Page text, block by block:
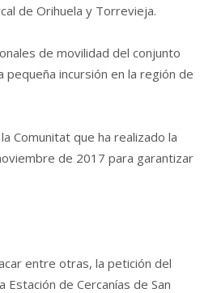
de Orihuela y Torrevieja.
de movilidad del conjunto
pequeña incursión en la región de
Comunitat que ha realizado la
de 2017 para garantizar
entre otras, la petición del
de Cercanías de San